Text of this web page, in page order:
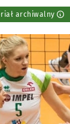
archiwalny